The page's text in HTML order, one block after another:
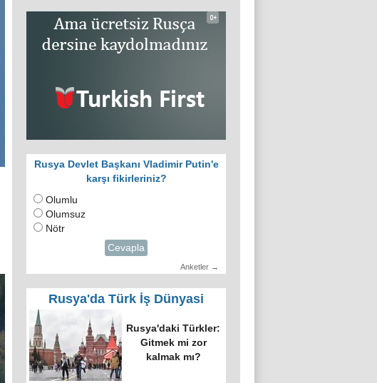
Rusya Devlet Başkanı Vladimir Putin'e
karşı fikirleriniz?
Olumlu
Olumsuz
Nötr
Cevapla
Anketler →
Rusya'da Türk İş Dünyasi
RUTID üyeleri ve
Putin’in temsilcisi
Moskova’da bir
araya geldi